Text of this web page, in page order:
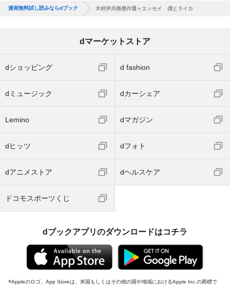
漫画無料試し読みならdブック 木村伊兵衛傑作選＋エッセイ 僕とライカ
dマーケットストア
dショッピング d fashion
dミュージック dカーシェア
Lemino dマガジン
dヒッツ dフォト
dアニメストア dヘルスケア
ドコモスポーツくじ
dブックアプリのダウンロードはコチラ
Appleのロゴ、App Storeは、米国もしくはその他の国や地域におけるApple Inc.の商標で